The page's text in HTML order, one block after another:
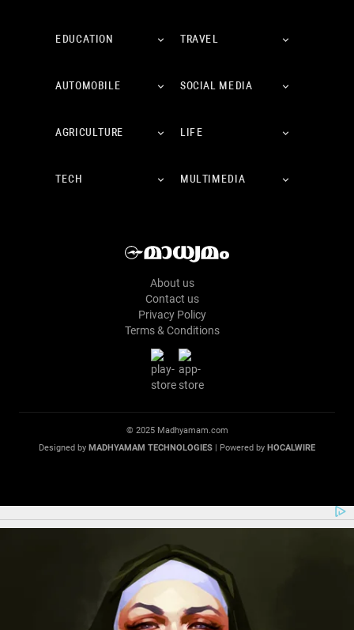
EDUCATION TRAVEL
AUTOMOBILE SOCIAL MEDIA
AGRICULTURE LIFE
TECH MULTIMEDIA
About us
Contact us
Privacy Policy
Terms & Conditions
© 2025 Madhyamam.com
Designed by MADHYAMAM TECHNOLOGIES | Powered by HOCALWIRE